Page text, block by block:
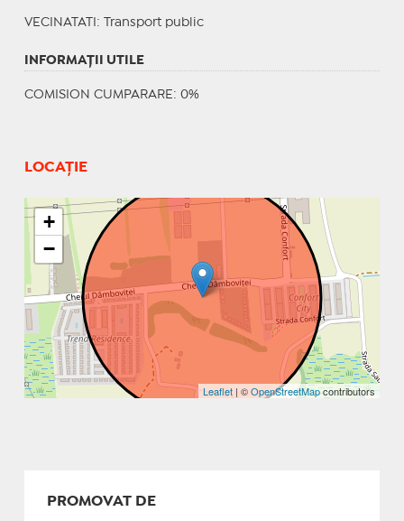
VECINATATI : Transport public
INFORMAŢII UTILE
COMISION CUMPARARE: 0%
LOCAȚIE
+
−
Leaflet | ©OpenStreetMapcontributors
PROMOVAT DE